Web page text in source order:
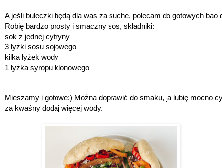
A jeśli bułeczki będą dla was za suche, polecam do gotowych bao
Robię bardzo prosty i smaczny sos, składniki:
sok z jednej cytryny
3 łyżki sosu sojowego
kilka łyżek wody
1 łyżka syropu klonowego
Mieszamy i gotowe:) Można doprawić do smaku, ja lubię mocno
za kwaśny dodaj więcej wody.